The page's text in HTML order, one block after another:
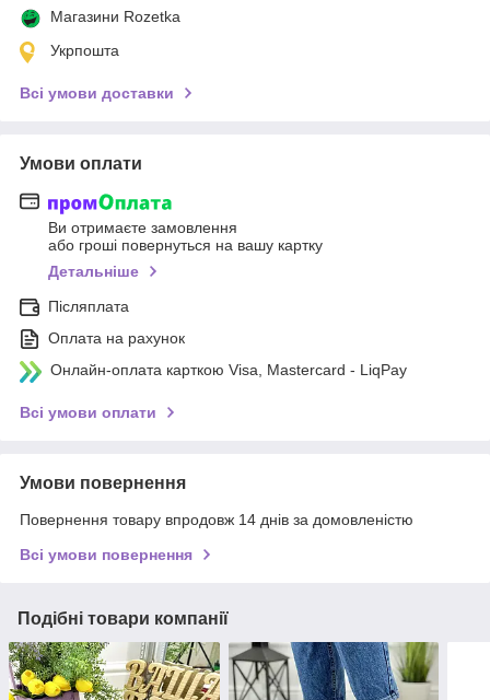
Магазини Rozetka
Укрпошта
Всі умови доставки
Умови оплати
Ви отримаєте замовлення
або гроші повернуться на вашу картку
Детальніше
Післяплата
Оплата на рахунок
Онлайн-оплата карткою Visa, Mastercard - LiqPay
Всі умови оплати
Умови повернення
Повернення товару впродовж 14 днів за домовленістю
Всі умови повернення
Подібні товари компанії